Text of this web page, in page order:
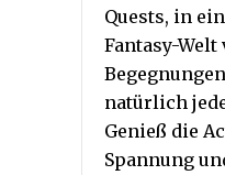
Quests, in
Fantasy-
natürlich
Genieß die
Spannung